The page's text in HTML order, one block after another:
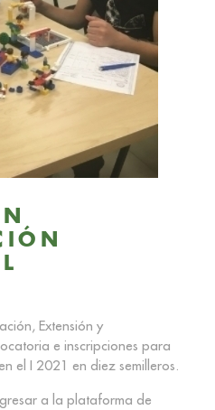
Extensión y
e inscripciones para
el I 2021 en diez semilleros.
a la plataforma de